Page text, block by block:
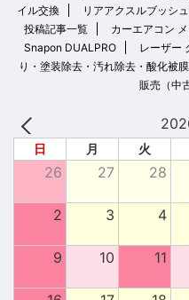
イル交換
リアアクスルブッシ
投稿記事一覧
カーエアコン
Snapon DUALPRO
レーザー
り・塗装除去・汚れ除去・酸化被
販売（中
日 月 火
26 27 28
2 3 4
9 10 11